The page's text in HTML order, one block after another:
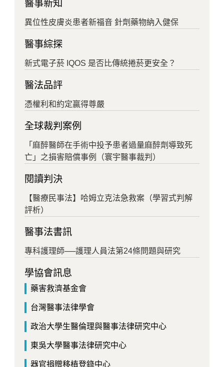
醫事新知
異位性皮膚炎患者新福音 針劑藥物納入健保
醫事綜探
新式電子菸 IQOS 是否比傳統捲菸更安全？
醫法品評
憑權利和約定贏得尊嚴
全球裁判案例
「麻醉醫師在手術中投予患者過量麻醉劑導致死
亡」之損害賠償事例（寰宇醫事裁判）
閱讀判決
【醫療民事法】哈姆立克法急救案（學習式判解
評析）
醫事法書訊
專科護理師──護理人員法第24條問題與研究
學協會訊息
藥害救濟基金會
台灣醫事法律學會
政治大學生醫倫理與醫事法律研究中心
東吳大學醫事法律研究中心
器官捐贈移植登錄中心